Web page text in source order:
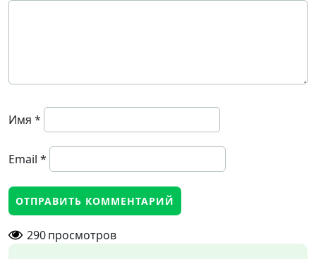
Имя *
Email *
290просмотров